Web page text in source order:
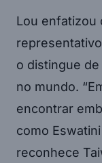
Lou enfatizou
o distingue
no mundo.
encontrar
como
reconhece